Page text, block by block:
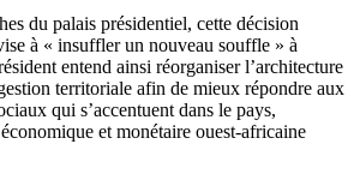
met
fin
aux
fonctions
des
ministres-
du palais présidentiel, cette décision
à « insuffler un nouveau souffle » à
entend ainsi réorganiser l’architecture
territoriale afin de mieux répondre aux
qui s’accentuent dans le pays,
et monétaire ouest-africaine